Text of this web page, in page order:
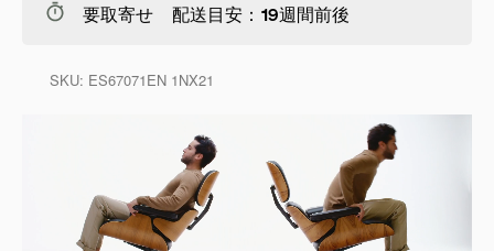
要取寄せ 配送目安：19週間前後
SKU: ES67071EN 1NX21